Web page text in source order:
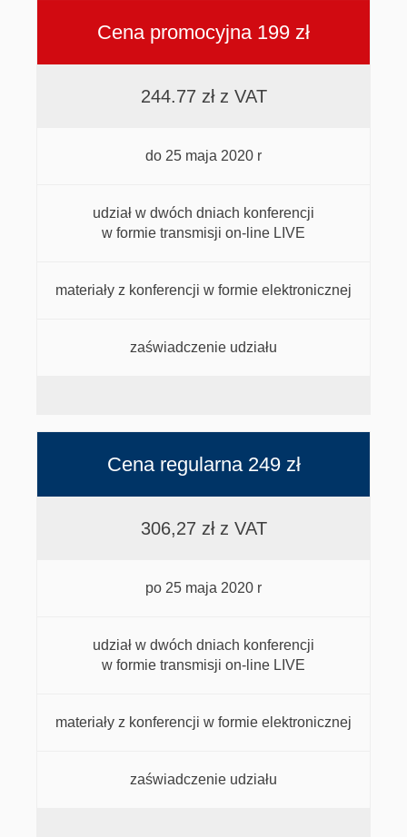
Cena promocyjna 199 zł
244.77 zł z VAT
do 25 maja 2020 r
udział w dwóch dniach konferencji
w formie transmisji on-line LIVE
materiały z konferencji w formie elektronicznej
zaświadczenie udziału
Cena regularna 249 zł
306,27 zł z VAT
po 25 maja 2020 r
udział w dwóch dniach konferencji
w formie transmisji on-line LIVE
materiały z konferencji w formie elektronicznej
zaświadczenie udziału